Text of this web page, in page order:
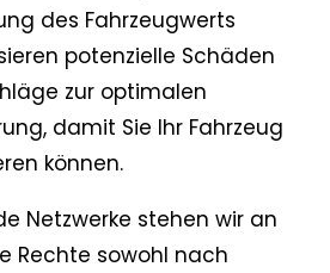
des Fahrzeugwerts
potenzielle Schäden
zur optimalen
damit Sie Ihr Fahrzeug
können.
Netzwerke stehen wir an
Rechte sowohl nach